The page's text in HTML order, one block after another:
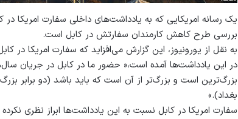
یک رسانه امریکایی که به یادداشت‌های داخلی سفارت امریکا
بررسی طرح کاهش کارمندان سفارتش در کابل است.
به نقل از یورونیوز، این گزارش می‌افزاید که سفارت امریکا
در این یادداشت‌ها آمده است،« حضور ما در کابل در جریان
بغداد).»
سفارت امریکا در کابل نسبت به این یادداشت‌ها ابراز نظری